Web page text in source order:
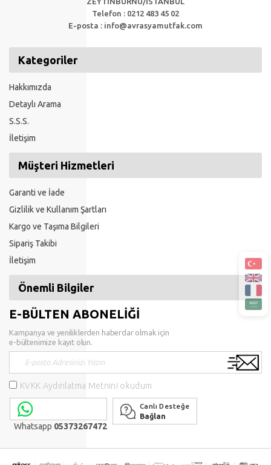
Telefon : 0212 483 45 02
E-posta : info@avrasyamutfak.com
Kategoriler
Hakkımızda
Detaylı Arama
S.S.S.
İletişim
Müşteri Hizmetleri
Garanti ve İade
Gizlilik ve Kullanım Şartları
Kargo ve Taşıma Bilgileri
Sipariş Takibi
İletişim
Önemli Bilgiler
E-BÜLTEN ABONELİĞİ
Kampanya ve yeniliklerden haberdar olmak için
e-bültenimize kayıt olun.
KVKK Aydınlatma Metnini okudum
Whatsapp 05373267472
Canlı Desteğe
Bağlan